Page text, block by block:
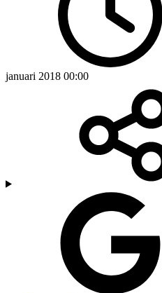
januari 2018 00:00